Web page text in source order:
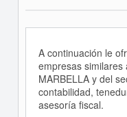
A continuación le
empresas similares
MARBELLA y del
contabilidad,
asesoría fiscal.